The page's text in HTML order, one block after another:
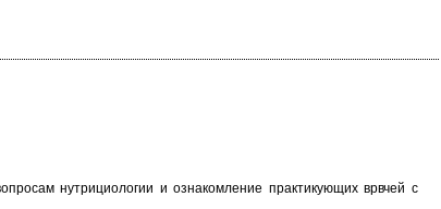
нутрициологии и ознакомление практикующих врвчей с